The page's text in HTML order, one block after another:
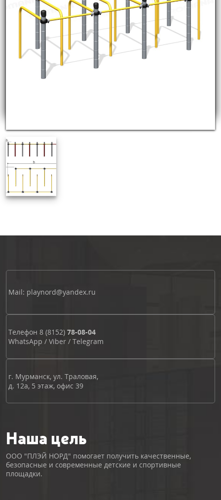
Mail: playnord@yandex.ru
Телефон 8 (8152) 78-08-04
WhatsApp / Viber / Telegram
г. Мурманск, ул. Траловая,
д. 12а, 5 этаж, офис 39
Наша цель
ООО "ПЛЭЙ НОРД" помогает получить качественные,
безопасные и современные детские и спортивные
площадки.